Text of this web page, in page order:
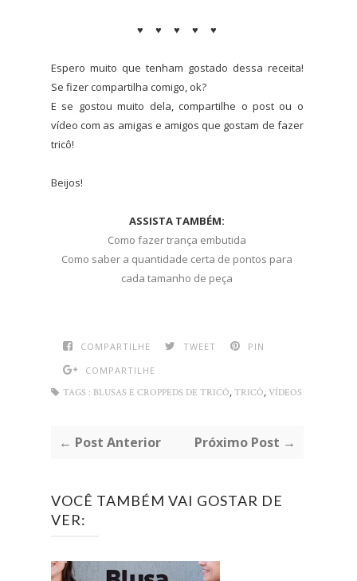
♥ ♥ ♥ ♥ ♥
Espero muito que tenham gostado dessa receita!
Se fizer compartilha comigo, ok?
E se gostou muito dela, compartilhe o post ou o
vídeo com as amigas e amigos que gostam de fazer
tricô!
Beijos!
ASSISTA TAMBÉM:
Como fazer trança embutida
Como saber a quantidade certa de pontos para
cada tamanho de peça
COMPARTILHE TWEET
PIN
COMPARTILHE
TAGS : BLUSAS E CROPPEDS DE TRICÔ, TRICÔ, VÍDEOS
← Post Anterior Próximo Post →
VOCÊ TAMBÉM VAI GOSTAR DE
VER: